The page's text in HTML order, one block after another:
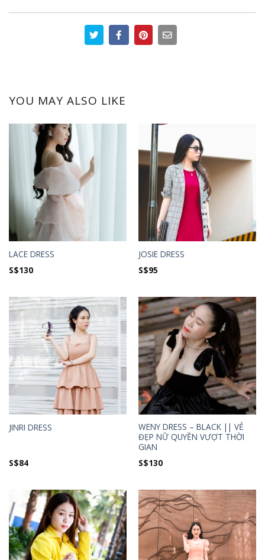
YOU MAY ALSO LIKE
LACE DRESS
S$130
JOSIE DRESS
S$95
JINRI DRESS
S$84
WENY DRESS – BLACK || VẺ
ĐẸP NỮ QUYỀN VƯỢT THỜI
GIAN
S$130